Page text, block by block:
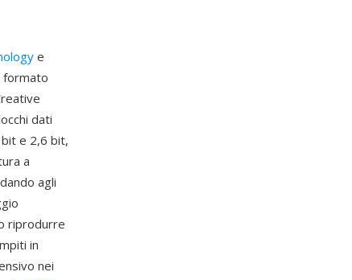
e
formato
dati
e 2,6 bit,
a
agli
riprodurre
in
nei